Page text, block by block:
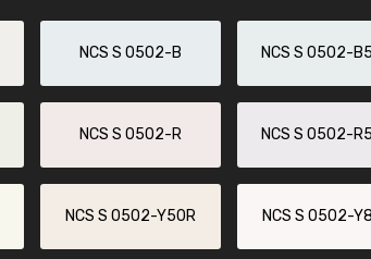
NCS S 0502-B NCS S 0502-
NCS S 0502-R NCS S 0502-
NCS S 0502-Y50R NCS S 0502-